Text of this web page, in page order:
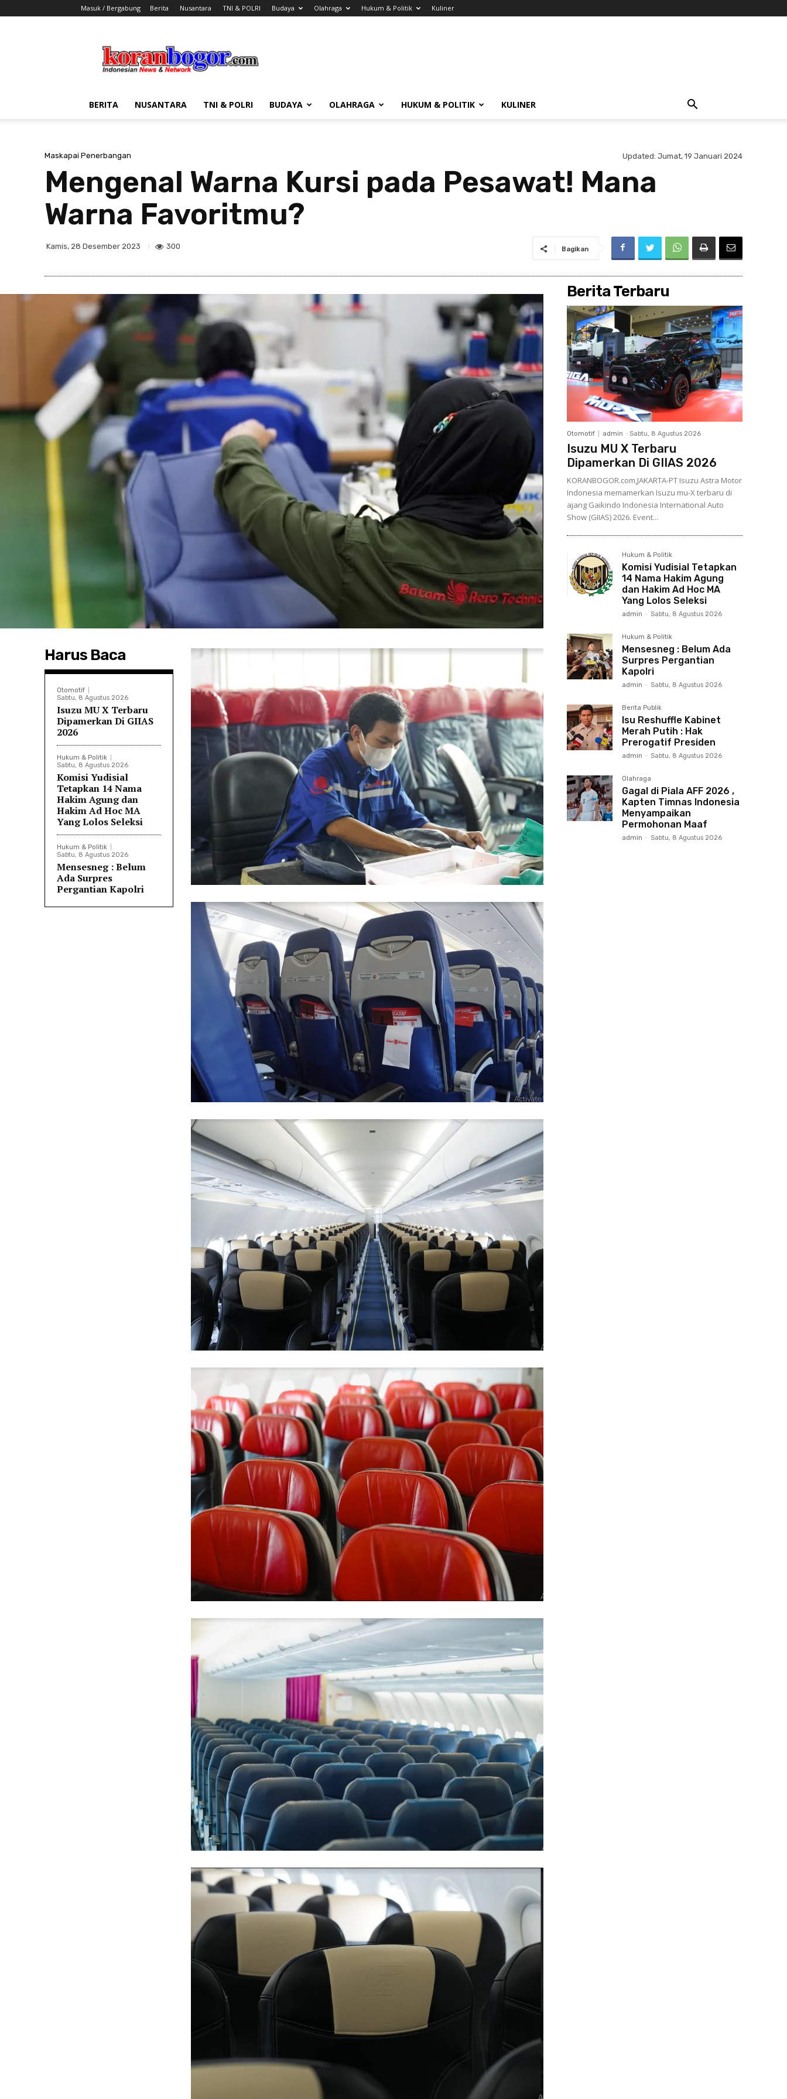
Masuk / Bergabung Berita Nusantara TNI & POLRI Budaya Olahraga Hukum & Politik Kuliner
Bogor
BERITA NUSANTARA TNI & POLRI BUDAYA OLAHRAGA HUKUM & POLITIK KULINER
Maskapai Penerbangan Updated: Jumat, 19 Januari 2024
Mengenal Warna Kursi pada Pesawat! Mana
Warna Favoritmu?
Kamis, 28 Desember 2023 300 Bagikan
Harus Baca
Otomotif
Sabtu, 8 Agustus 2026
Isuzu MU X Terbaru
Dipamerkan Di GIIAS
2026
Hukum & Politik
Sabtu, 8 Agustus 2026
Komisi Yudisial
Tetapkan 14 Nama
Hakim Agung dan
Hakim Ad Hoc MA
Yang Lolos Seleksi
Hukum & Politik
Sabtu, 8 Agustus 2026
Mensesneg : Belum
Ada Surpres
Pergantian Kapolri
Berita Terbaru
Otomotif admin - Sabtu, 8 Agustus 2026
Isuzu MU X Terbaru
Dipamerkan Di GIIAS 2026
KORANBOGOR.com,JAKARTA-PT Isuzu Astra Motor
Indonesia memamerkan Isuzu mu-X terbaru di
ajang Gaikindo Indonesia International Auto
Show (GIIAS) 2026. Event...
Hukum & Politik
Komisi Yudisial Tetapkan
14 Nama Hakim Agung
dan Hakim Ad Hoc MA
Yang Lolos Seleksi
admin - Sabtu, 8 Agustus 2026
Hukum & Politik
Mensesneg : Belum Ada
Surpres Pergantian
Kapolri
admin - Sabtu, 8 Agustus 2026
Berita Publik
Isu Reshuffle Kabinet
Merah Putih : Hak
Prerogatif Presiden
admin - Sabtu, 8 Agustus 2026
Olahraga
Gagal di Piala AFF 2026 ,
Kapten Timnas Indonesia
Menyampaikan
Permohonan Maaf
admin - Sabtu, 8 Agustus 2026